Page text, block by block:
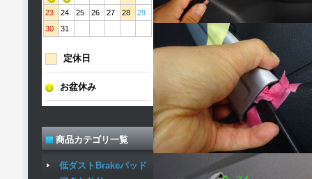
23 24 25 26 27 28
29
30
31
定休日
お盆休み
商品カテゴリ一覧
低ダストBrakeパッド